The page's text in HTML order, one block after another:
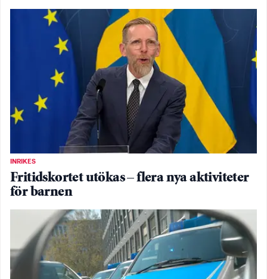
INRIKES
Fritidskortet utökas – flera nya aktiviteter
för barnen